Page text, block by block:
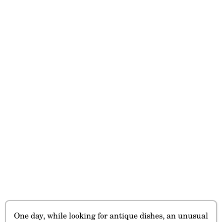
One day, while looking for antique dishes, an unusual